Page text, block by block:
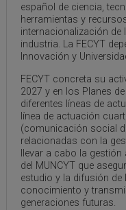
español de ciencia,
herramientas y
internacionalización de
industria. La FECYT
Innovación y
FECYT concreta su
2027 y en los Planes
diferentes líneas de
línea de actuación
(comunicación social
relacionadas con la
llevar a cabo la
del MUNCYT que
estudio y la difusión
conocimiento y
generaciones futuras.